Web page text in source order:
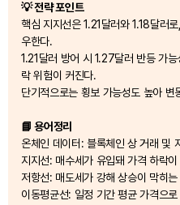
💡 전략 포인트
핵심 지지선은 1.21달러와 1.18달러
우한다.
1.21달러 방어 시 1.27달러 반등 가
락 위험이 커진다.
단기적으로는 횡보 가능성도 높아 변
📘 용어정리
온체인 데이터: 블록체인 상 거래 및
지지선: 매수세가 유입돼 가격 하락
저항선: 매도세가 강해 상승이 막히는
이동평균선: 일정 기간 평균 가격으